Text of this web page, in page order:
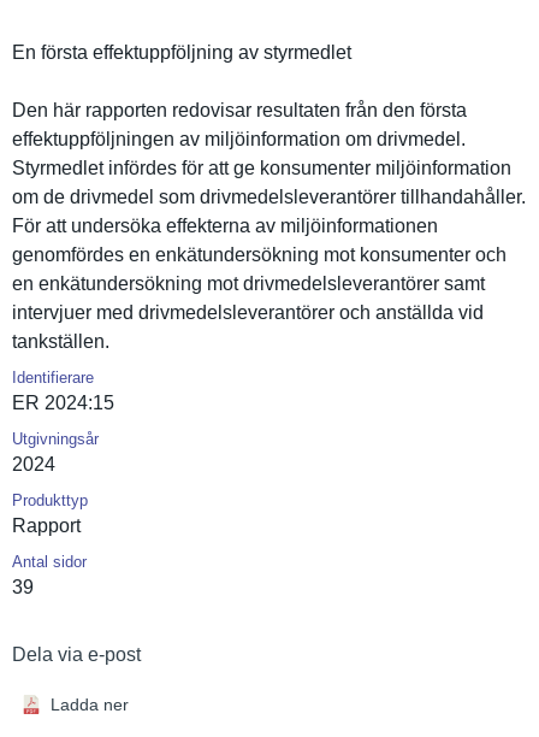
En första effektuppf­öljning av styrmedlet
Den här rapporten redovisar resultaten från den första
effektuppf­öljningen av miljöinfor­mation om drivmedel.
Styrmedlet infördes för att ge konsumente­r miljöinfor­mation
om de drivmedel som drivmedels­leverantör­er tillhandah­åller.
För att undersöka effekterna av miljöinfor­mationen
genomförde­s en enkätunder­sökning mot konsumente­r och
en enkätunder­sökning mot drivmedels­leverantör­er samt
intervjuer med drivmedels­leverantör­er och anställda vid
tankställe­n.
Identifierare
ER 2024:15
Utgivningsår
2024
Produkttyp
Rapport
Antal sidor
39
Dela via e-post
Ladda ner